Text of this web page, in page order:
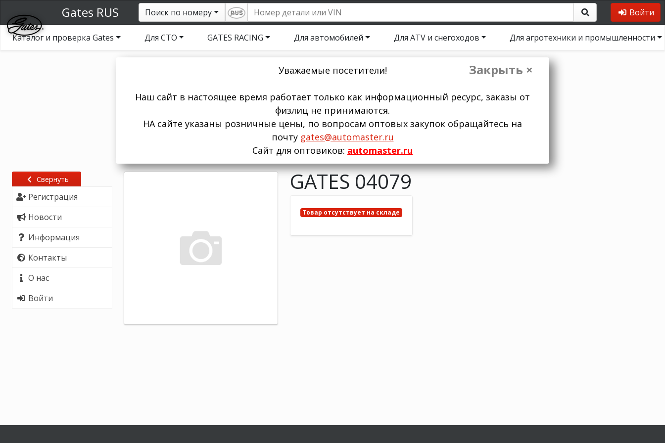
Gates RUS Поиск по номеру Войти
Каталог и проверка Gates Для СТО GATES RACING Для автомобилей Для ATV и снегоходов Для агротехники и промышленности
Закрыть ×
Уважаемые посетители!
Наш сайт в настоящее время работает только как информационный ресурс, заказы от
физлиц не принимаются.
НА сайте указаны розничные цены, по вопросам оптовых закупок обращайтесь на
почту gates@automaster.ru
Сайт для оптовиков: automaster.ru
Свернуть
Регистрация
Новости
Информация
Контакты
О нас
Войти
GATES 04079
Товар отсутствует на складе